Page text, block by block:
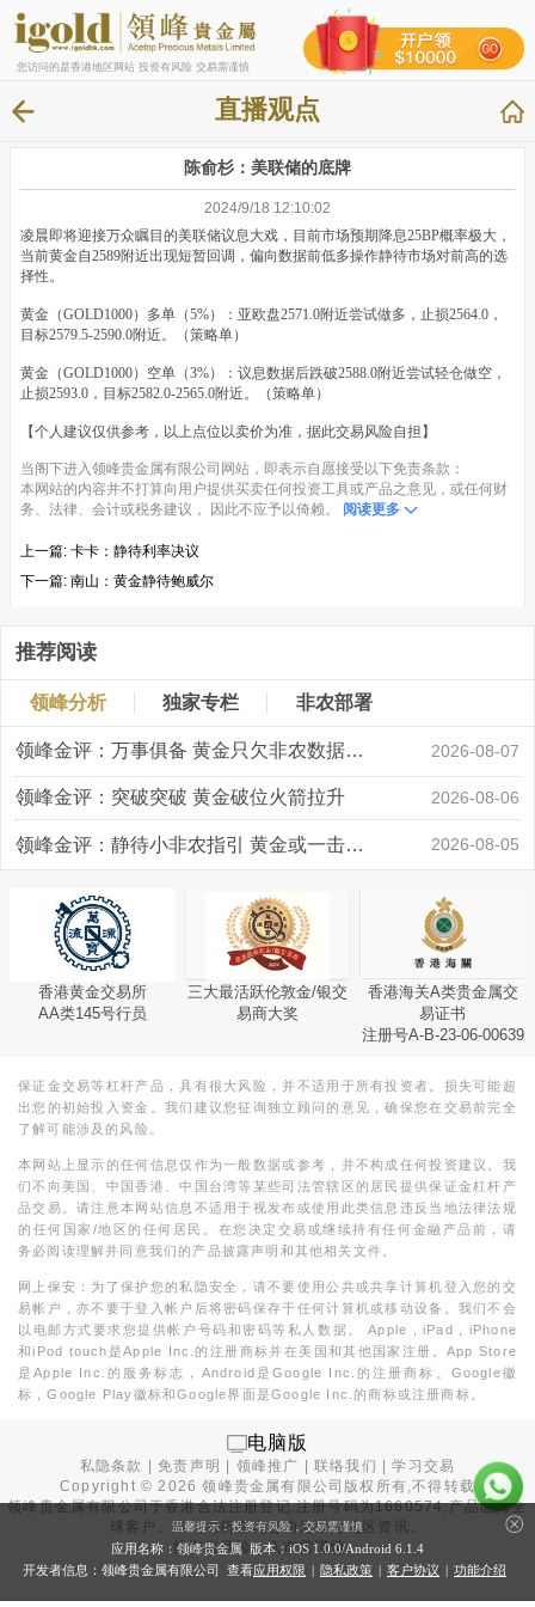
您访问的是香港地区网站 投资有风险 交易需谨慎
直播观点
陈俞杉：美联储的底牌
2024/9/18 12:10:02
凌晨即将迎接万众瞩目的美联储议息大戏，目前市场预期降息25BP概率极大，
当前黄金自2589附近出现短暂回调，偏向数据前低多操作静待市场对前高的选
择性。
黄金（GOLD1000）多单（5%）：亚欧盘2571.0附近尝试做多，止损2564.0，
目标2579.5-2590.0附近。（策略单）
黄金（GOLD1000）空单（3%）：议息数据后跌破2588.0附近尝试轻仓做空，
止损2593.0，目标2582.0-2565.0附近。（策略单）
【个人建议仅供参考，以上点位以卖价为准，据此交易风险自担】
当阁下进入领峰贵金属有限公司网站，即表示自愿接受以下免责条款：
本网站的内容并不打算向用户提供买卖任何投资工具或产品之意见，或任何财
务、法律、会计或税务建议， 因此不应予以倚赖。
阅读更多
上一篇: 卡卡：静待利率决议
下一篇: 南山：黄金静待鲍威尔
推荐阅读
领峰分析 独家专栏 非农部署
领峰金评：万事俱备 黄金只欠非农数据“东风” 2026-08-07
领峰金评：突破突破 黄金破位火箭拉升 2026-08-06
领峰金评：静待小非农指引 黄金或一击破局 2026-08-05
香港黄金交易所
AA类145号行员
三大最活跃伦敦金/银交
易商大奖
香港海关A类贵金属交
易证书
注册号A-B-23-06-00639
保证金交易等杠杆产品，具有很大风险，并不适用于所有投资者。损失可能超
出您的初始投入资金。我们建议您征询独立顾问的意见，确保您在交易前完全
了解可能涉及的风险。
本网站上显示的任何信息仅作为一般数据或参考，并不构成任何投资建议。我
们不向美国、中国香港、中国台湾等某些司法管辖区的居民提供保证金杠杆产
品交易。请注意本网站信息不适用于视发布或使用此类信息违反当地法律法规
的任何国家/地区的任何居民。在您决定交易或继续持有任何金融产品前，请
务必阅读理解并同意我们的产品披露声明和其他相关文件。
网上保安：为了保护您的私隐安全，请不要使用公共或共享计算机登入您的交
易帐户，亦不要于登入帐户后将密码保存于任何计算机或移动设备。我们不会
以电邮方式要求您提供帐户号码和密码等私人数据。 Apple，iPad，iPhone
和iPod touch是Apple Inc.的注册商标并在美国和其他国家注册。App Store
是Apple Inc.的服务标志，Android是Google Inc.的注册商标。Google徽
标，Google Play徽标和Google界面是Google Inc.的商标或注册商标。
电脑版
私隐条款 |免责声明 领峰推广 |联络我们 |学习交易
Copyright ©2026 领峰贵金属有限公司版权所有,不得转载
领峰贵金属有限公司于香港合法注册登记,注册号码为1660574,产品面向全
球客户。本站内所有内容均为香港地区资讯。
投资有风险，入市需谨慎。
温馨提示：投资有风险，交易需谨慎
应用名称：领峰贵金属 版本：iOS 1.0.0/Android 6.1.4
开发者信息：领峰贵金属有限公司 查看应用权限 | 隐私政策 | 客户协议 | 功能介绍